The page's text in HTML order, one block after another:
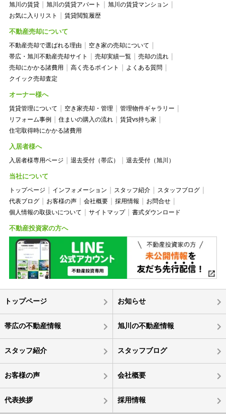
旭川の賃貸
旭川の賃貸アパート
旭川の賃貸マンション
お気に入りリスト
賃貸閲覧履歴
不動産売却について
不動産売却で選ばれる理由
空き家の売却について
帯広・旭川不動産売却サイト
売却実績一覧
売却の流れ
売却にかかる諸費用
高く売るポイント
よくある質問
クイック売却査定
オーナー様へ
賃貸管理について 空き家売却・管理
管理物件ギャラリー
リフォーム事例
住まいの購入の流れ
賃貸vs持ち家
住宅取得時にかかる諸費用
入居者様へ
入居者様専用ページ 退去受付（帯広） 退去受付（旭川）
当社について
トップページ インフォメーション スタッフ紹介
スタッフブログ
代表ブログ
お客様の声 会社概要 採用情報
お問合せ
個人情報の取扱いについて
サイトマップ 書式ダウンロード
不動産投資家の方へ
トップページ お知らせ
帯広の不動産情報 旭川の不動産情報
スタッフ紹介 スタッフブログ
お客様の声 会社概要
代表挨拶 採用情報